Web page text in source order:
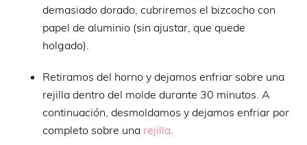
demasiado dorado, cubriremos el bizcocho con
papel de aluminio (sin ajustar, que quede
holgado).
Retiramos del horno y dejamos enfriar sobre una
rejilla dentro del molde durante 30 minutos. A
continuación, desmoldamos y dejamos enfriar por
completo sobre una rejilla.